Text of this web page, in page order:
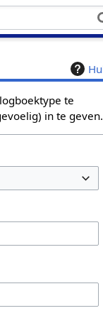
te
in te geven.